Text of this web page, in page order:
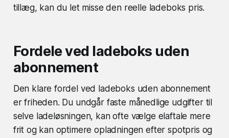
tillæg, kan du let misse den reelle ladeboks pris.
Fordele ved ladeboks uden
abonnement
Den klare fordel ved ladeboks uden abonnement
er friheden. Du undgår faste månedlige udgifter til
selve ladeløsningen, kan ofte vælge elaftale mere
frit og kan optimere opladningen efter spotpris og